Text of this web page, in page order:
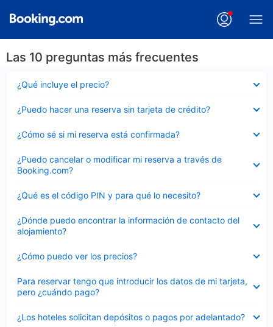
Las 10 preguntas más frecuentes
¿Qué incluye el precio?
cerrado
¿Puedo hacer una reserva sin tarjeta de crédito?
cerrado
¿Cómo sé si mi reserva está confirmada?
cerrado
¿Puedo cancelar o modificar mi reserva a través de
Booking.com?
cerrado
¿Qué es el código PIN y para qué lo necesito?
cerrado
¿Dónde puedo encontrar la información de contacto del
alojamiento?
cerrado
¿Cómo puedo ver los precios?
cerrado
Para reservar tengo que introducir los datos de mi tarjeta,
pero ¿cuándo pago?
cerrado
¿Los hoteles solicitan depósitos o pagos por adelantado?
cerrado